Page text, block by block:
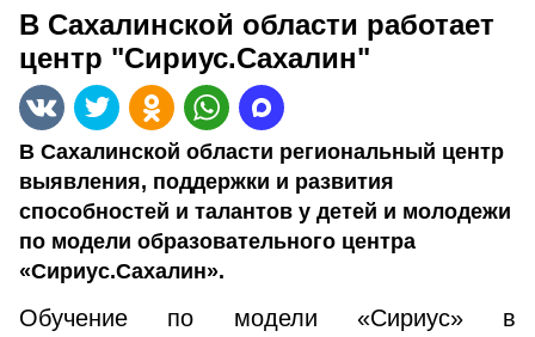
В Сахалинской области работает
центр "Сириус.Сахалин"
В Сахалинской области региональный центр
выявления, поддержки и развития
способностей и талантов у детей и молодежи
по модели образовательного центра
«Сириус.Сахалин».
Обучение по модели «Сириус» в